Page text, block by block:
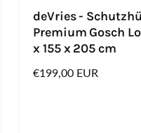
deVries -
Premium Gosch
x 155 x 205 cm
Normaler
€199,00 EUR